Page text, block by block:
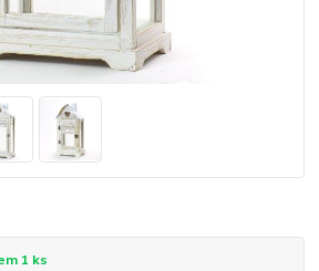
1 ks